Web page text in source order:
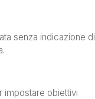
senza indicazione di
impostare obiettivi